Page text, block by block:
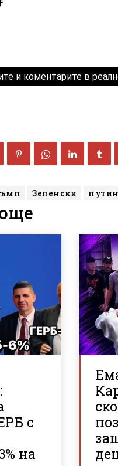
и коментарите в
Зеленски
с
на